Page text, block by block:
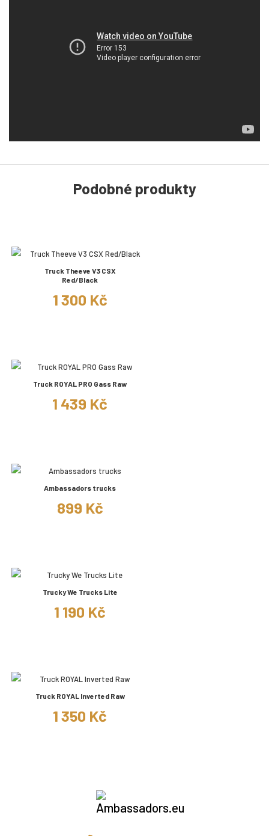
Podobné produkty
Truck Theeve V3 CSX
Red/Black
1 300 Kč
Truck ROYAL PRO Gass Raw
1 439 Kč
Ambassadors trucks
899 Kč
Trucky We Trucks Lite
1 190 Kč
Truck ROYAL Inverted Raw
1 350 Kč